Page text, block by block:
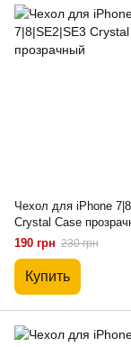
Чехол для iPhone
Crystal Case
190 грн 230 грн
Купить